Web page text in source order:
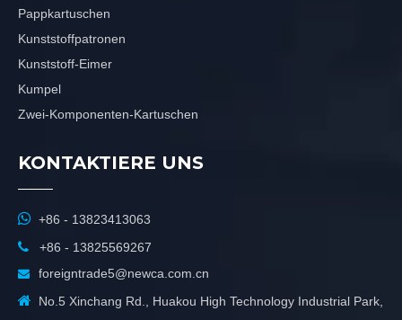
Pappkartuschen
Kunststoffpatronen
Kunststoff-Eimer
Kumpel
Zwei-Komponenten-Kartuschen
KONTAKTIERE UNS
 +86 - 13823413063
 +86 - 13825569267

foreigntrade5@newca.com.cn
 No.5 Xinchang Rd., Huakou High Technology Industrial Park,